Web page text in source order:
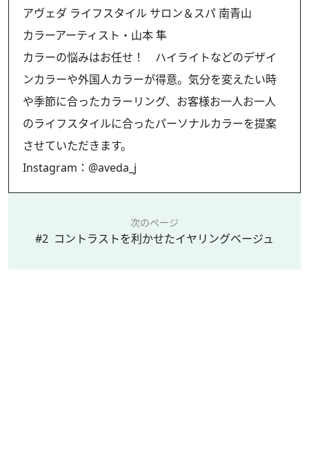
アヴェダ ライフスタイル サロン＆スパ 南青山
カラーアーティスト・山本 隼
カラーの悩みはお任せ！ ハイライトなどのデザイ
ンカラーや外国人カラーが得意。気分を変えたい時
や季節に合ったカラーリング、お客様お一人お一人
のライフスタイルに合ったパーソナルカラーを提案
させていただきます。
Instagram： @aveda_j
次のページ
#2 コントラストを利かせたイヤリングベージュ